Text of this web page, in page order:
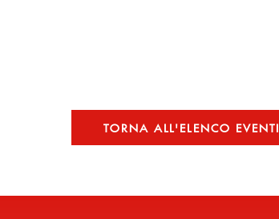
TORNA ALL'ELENCO EVENTI